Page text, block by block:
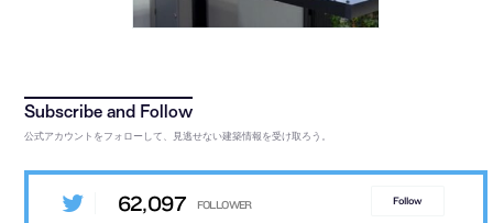
公式アカウントをフォローして、見逃せない建築情報を受け取ろう。
62,097 Follow